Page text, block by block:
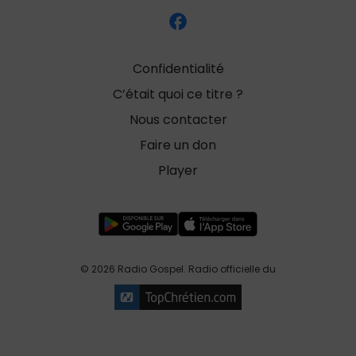
Confidentialité
C’était quoi ce titre ?
Nous contacter
Faire un don
Player
© 2026 Radio Gospel. Radio officielle du